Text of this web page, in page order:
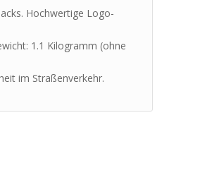
Hochwertige Logo-
1.1 Kilogramm (ohne
im Straßenverkehr.